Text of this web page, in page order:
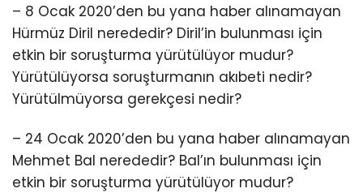
– 8 Ocak 2020’den bu yana haber alınamayan
Hürmüz Diril nerededir? Diril’in bulunması için
etkin bir soruşturma yürütülüyor mudur?
Yürütülüyorsa soruşturmanın akıbeti nedir?
Yürütülmüyorsa gerekçesi nedir?
– 24 Ocak 2020’den bu yana haber alınamayan
Mehmet Bal nerededir? Bal’ın bulunması için
etkin bir soruşturma yürütülüyor mudur?